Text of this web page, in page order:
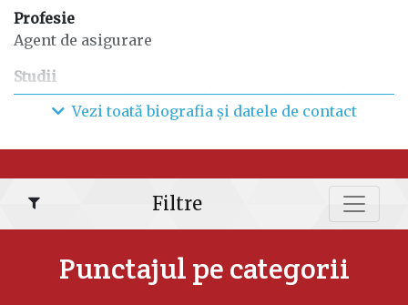
Profesie
Agent de asigurare
Studii
1984-1989 a absolvit Universitatea Pedagogică
“Ion Creangă”,
Funcții anterioare
1989-1991 secretar responsabil Comitetul
Nisporeni;
1991-1992 metodist-organizator a Asociatiei
Vezi toată biografia și datele de contact
Filtre
Punctajul pe categorii